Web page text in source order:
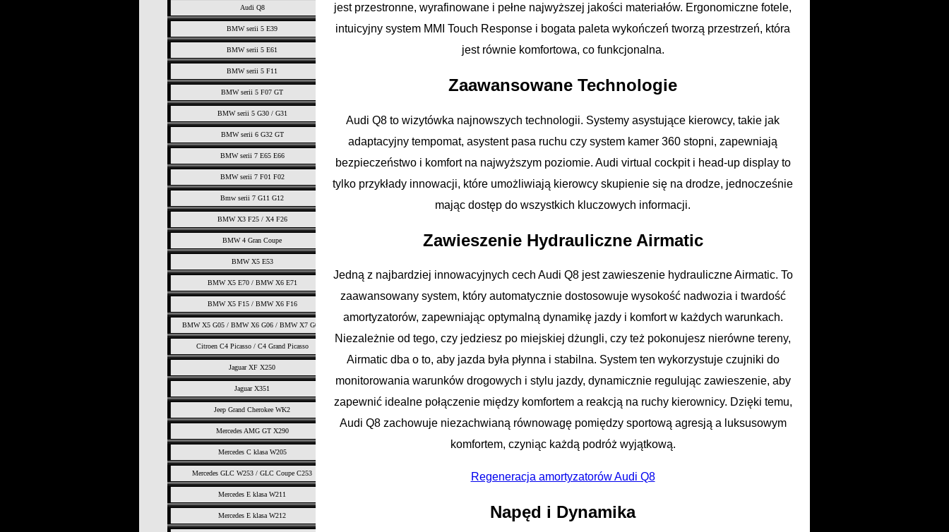
Audi Q8
BMW serii 5 E39
BMW serii 5 E61
BMW serii 5 F11
BMW serii 5 F07 GT
BMW serii 5 G30 / G31
BMW serii 6 G32 GT
BMW serii 7 E65 E66
BMW serii 7 F01 F02
Bmw serii 7 G11 G12
BMW X3 F25 / X4 F26
BMW 4 Gran Coupe
BMW X5 E53
BMW X5 E70 / BMW X6 E71
BMW X5 F15 / BMW X6 F16
BMW X5 G05 / BMW X6 G06 / BMW X7 G07
Citroen C4 Picasso / C4 Grand Picasso
Jaguar XF X250
Jaguar X351
Jeep Grand Cherokee WK2
Mercedes AMG GT X290
Mercedes C klasa W205
Mercedes GLC W253 / GLC Coupe C253
Mercedes E klasa W211
Mercedes E klasa W212
jest przestronne, wyrafinowane i pełne najwyższej jakości materiałów. Ergonomiczne fotele,
intuicyjny system MMI Touch Response i bogata paleta wykończeń tworzą przestrzeń, która
jest równie komfortowa, co funkcjonalna.
Zaawansowane Technologie
Audi Q8 to wizytówka najnowszych technologii. Systemy asystujące kierowcy, takie jak
adaptacyjny tempomat, asystent pasa ruchu czy system kamer 360 stopni, zapewniają
bezpieczeństwo i komfort na najwyższym poziomie. Audi virtual cockpit i head-up display to
tylko przykłady innowacji, które umożliwiają kierowcy skupienie się na drodze, jednocześnie
mając dostęp do wszystkich kluczowych informacji.
Zawieszenie Hydrauliczne Airmatic
Jedną z najbardziej innowacyjnych cech Audi Q8 jest zawieszenie hydrauliczne Airmatic. To
zaawansowany system, który automatycznie dostosowuje wysokość nadwozia i twardość
amortyzatorów, zapewniając optymalną dynamikę jazdy i komfort w każdych warunkach.
Niezależnie od tego, czy jedziesz po miejskiej dżungli, czy też pokonujesz nierówne tereny,
Airmatic dba o to, aby jazda była płynna i stabilna. System ten wykorzystuje czujniki do
monitorowania warunków drogowych i stylu jazdy, dynamicznie regulując zawieszenie, aby
zapewnić idealne połączenie między komfortem a reakcją na ruchy kierownicy. Dzięki temu,
Audi Q8 zachowuje niezachwianą równowagę pomiędzy sportową agresją a luksusowym
komfortem, czyniąc każdą podróż wyjątkową.
Regeneracja amortyzatorów Audi Q8
Napęd i Dynamika